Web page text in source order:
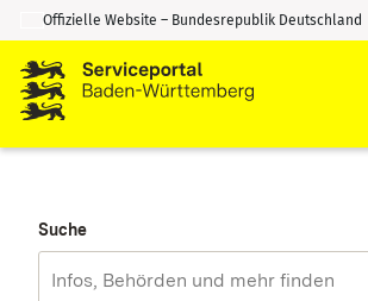
Zum Inhalt springen
Zur Suche springen
Offizielle Website – Bundesrepublik Deutschland
Suche